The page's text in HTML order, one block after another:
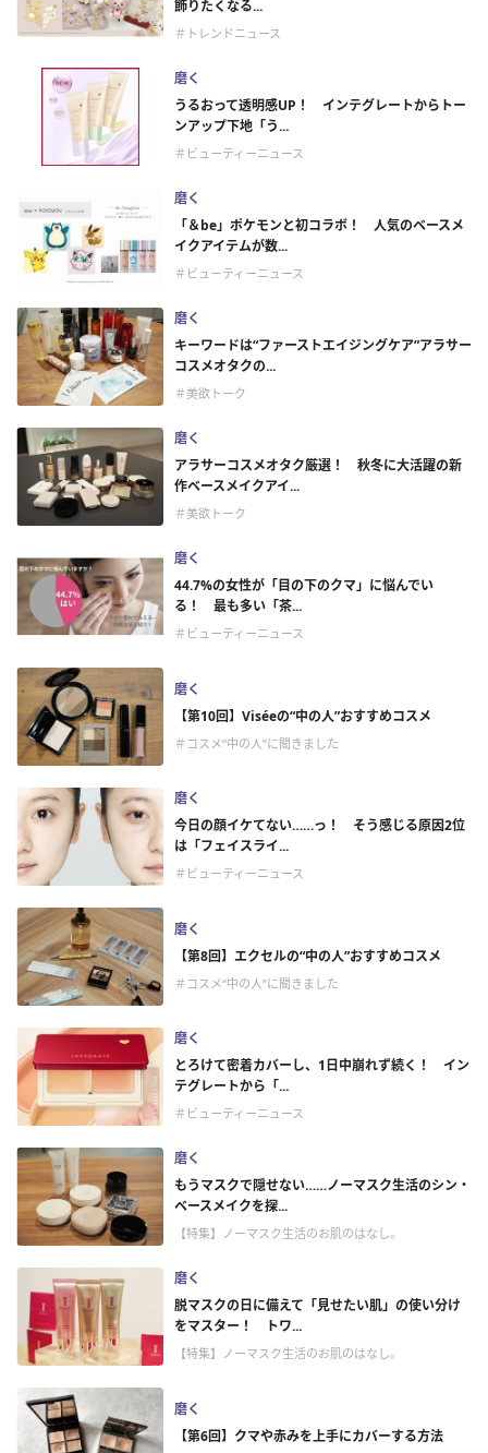
飾りたくなる...
＃トレンドニュース
磨く
うるおって透明感UP！ インテグレートからトー
ンアップ下地「う...
＃ビューティーニュース
磨く
「＆be」ポケモンと初コラボ！ 人気のベースメ
イクアイテムが数...
＃ビューティーニュース
磨く
キーワードは“ファーストエイジングケア”アラサー
コスメオタクの...
＃美欲トーク
磨く
アラサーコスメオタク厳選！ 秋冬に大活躍の新
作ベースメイクアイ...
＃美欲トーク
磨く
44.7%の女性が「目の下のクマ」に悩んでい
る！ 最も多い「茶...
＃ビューティーニュース
磨く
【第10回】Viséeの“中の人”おすすめコスメ
＃コスメ“中の人”に聞きました
磨く
今日の顔イケてない……っ！ そう感じる原因2位
は「フェイスライ...
＃ビューティーニュース
磨く
【第8回】エクセルの“中の人”おすすめコスメ
＃コスメ“中の人”に聞きました
磨く
とろけて密着カバーし、1日中崩れず続く！ イン
テグレートから「...
＃ビューティーニュース
磨く
もうマスクで隠せない……ノーマスク生活のシン・
ベースメイクを探...
【特集】ノーマスク生活のお肌のはなし。
磨く
脱マスクの日に備えて「見せたい肌」の使い分け
をマスター！ トワ...
【特集】ノーマスク生活のお肌のはなし。
磨く
【第6回】クマや赤みを上手にカバーする方法